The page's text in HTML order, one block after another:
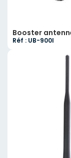
Booster
Réf : UB-900I